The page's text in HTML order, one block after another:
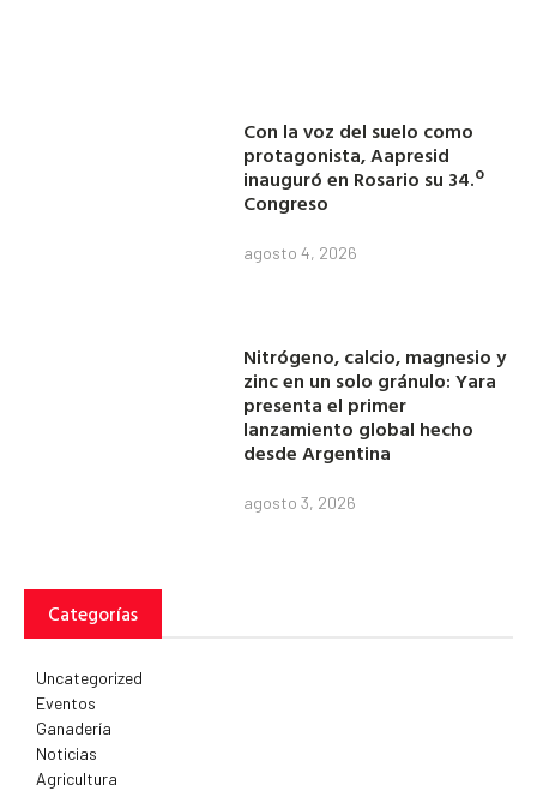
Con la voz del suelo como
protagonista, Aapresid
inauguró en Rosario su 34.º
Congreso
agosto 4, 2026
Nitrógeno, calcio, magnesio y
zinc en un solo gránulo: Yara
presenta el primer
lanzamiento global hecho
desde Argentina
agosto 3, 2026
Categorías
Uncategorized
Eventos
Ganadería
Noticias
Agricultura